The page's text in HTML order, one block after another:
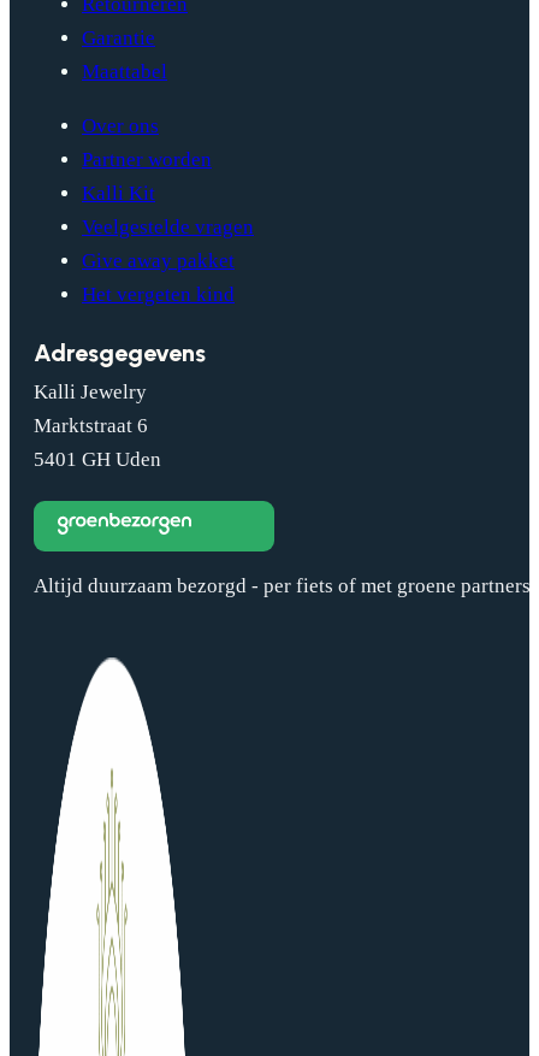
Retourneren
Garantie
Maattabel
Over ons
Partner worden
Kalli Kit
Veelgestelde vragen
Give away pakket
Het vergeten kind
Adresgegevens
Kalli Jewelry
Marktstraat 6
5401 GH Uden
Altijd duurzaam bezorgd - per fiets of met groene partners